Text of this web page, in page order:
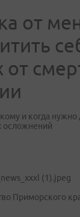
от
от
и когда нужно
осложнений
Приморского